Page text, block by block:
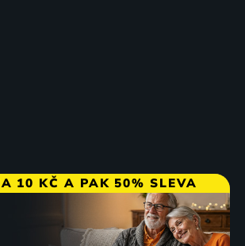
10 KČ A PAK 50% SLEVA